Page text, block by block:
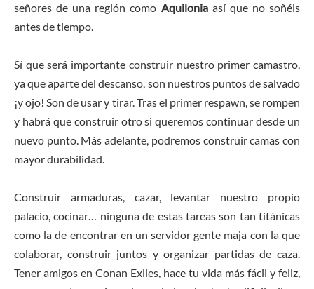
señores de una región como Aquilonia así que no soñéis
antes de tiempo.
Sí que será importante construir nuestro primer camastro,
ya que aparte del descanso, son nuestros puntos de salvado
¡y ojo! Son de usar y tirar. Tras el primer respawn, se rompen
y habrá que construir otro si queremos continuar desde un
nuevo punto. Más adelante, podremos construir camas con
mayor durabilidad.
Construir armaduras, cazar, levantar nuestro propio
palacio, cocinar… ninguna de estas tareas son tan titánicas
como la de encontrar en un servidor gente maja con la que
colaborar, construir juntos y organizar partidas de caza.
Tener amigos en Conan Exiles, hace tu vida más fácil y feliz,